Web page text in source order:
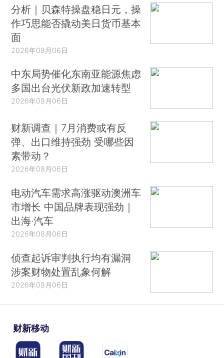
分析｜贝森特操盘稳日元，操
作巧思能否撬动美日货币基本
面
2026年08月06日
中东局势催化东南亚能源焦虑
多国出台光伏新政加速转型
2026年08月06日
财新调查｜7月消费或有反
弹、出口维持强劲 受哪些因
素带动？
2026年08月06日
电动汽车需求高涨驱动澳洲车
市增长 中国品牌表现强劲｜
出海·汽车
2026年08月06日
侦查起诉审判执行均有漏洞
涉案财物处置乱象何解
2026年08月06日
财新移动